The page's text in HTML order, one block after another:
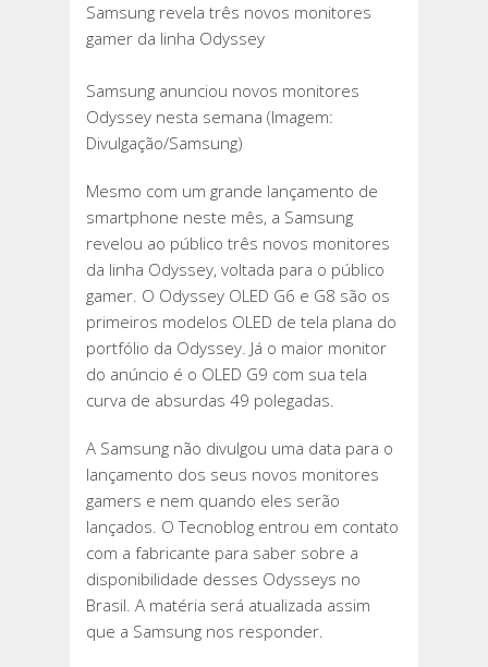
REVELA
MONITORES
GAMER
Samsung revela três novos monitores
gamer da linha Odyssey
Samsung anunciou novos monitores
Odyssey nesta semana (Imagem:
Divulgação/Samsung)
Mesmo com um grande lançamento de
smartphone neste mês, a Samsung
revelou ao público três novos monitores
da linha Odyssey, voltada para o público
gamer. O Odyssey OLED G6 e G8 são os
primeiros modelos OLED de tela plana do
portfólio da Odyssey. Já o maior monitor
do anúncio é o OLED G9 com sua tela
curva de absurdas 49 polegadas.
A Samsung não divulgou uma data para o
lançamento dos seus novos monitores
gamers e nem quando eles serão
lançados. O Tecnoblog entrou em contato
com a fabricante para saber sobre a
disponibilidade desses Odysseys no
Brasil. A matéria será atualizada assim
que a Samsung nos responder.